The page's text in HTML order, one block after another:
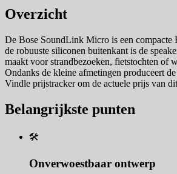
Overzicht
De Bose SoundLink Micro is een compacte
de robuuste siliconen buitenkant is de
maakt voor strandbezoeken, fietstochten of
Ondanks de kleine afmetingen produceert
Vindle prijstracker om de actuele prijs van
Belangrijkste punten
🛠️
Onverwoestbaar ontwerp